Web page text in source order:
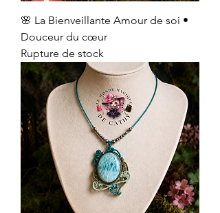
🌸 La Bienveillante Amour de soi •
Douceur du cœur
Rupture de stock